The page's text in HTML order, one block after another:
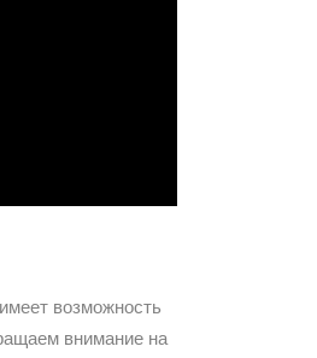
возможность
внимание на